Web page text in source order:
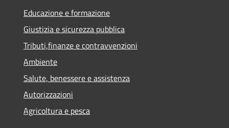
Educazione e formazione
Giustizia e sicurezza pubblica
Tributi,finanze e contravvenzioni
Ambiente
Salute, benessere e assistenza
Autorizzazioni
Agricoltura e pesca